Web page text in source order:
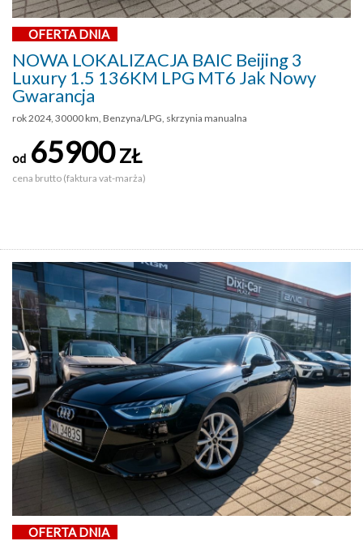
OFERTA DNIA
NOWA LOKALIZACJA BAIC Beijing 3
Luxury 1.5 136KM LPG MT6 Jak Nowy
Gwarancja
rok 2024, 30000 km, Benzyna/LPG, skrzynia manualna
od 65900ZŁ
cena brutto (faktura vat-marża)
OFERTA DNIA